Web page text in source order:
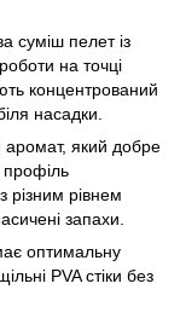
суміш пелет із
на точці
концентрований
насадки.
аромат, який добре
профіль
різним рівнем
запахи.
оптимальну
PVA стіки без